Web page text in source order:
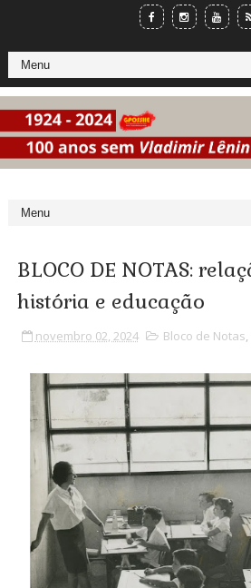
BLOCO DE NOTAS:
história e educação
novembro 02, 2024 Bloco de Notas,